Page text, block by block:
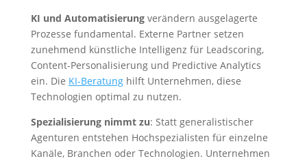
KI und Automatisierungverändern ausgelagerte
Prozesse fundamental. Externe Partner setzen
zunehmend künstliche Intelligenz für Leadscoring,
Content-Personalisierung und Predictive Analytics
ein. Die KI-Beratunghilft Unternehmen, diese
Technologien optimal zu nutzen.
Spezialisierung nimmt zu: Statt generalistischer
Agenturen entstehen Hochspezialisten für einzelne
Kanäle, Branchen oder Technologien. Unternehmen